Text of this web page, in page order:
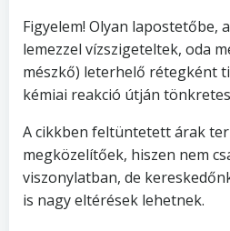
Figyelem! Olyan lapostetőbe,
lemezzel vízszigeteltek, oda
mészkő) leterhelő rétegként
kémiai reakció útján
A cikkben feltüntetett árak
megközelítőek, hiszen nem
viszonylatban, de
is nagy eltérések lehetnek.